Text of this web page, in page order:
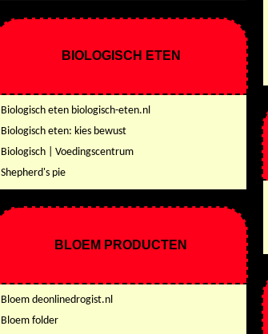
BIOLOGISCH ETEN
Biologisch eten biologisch-eten.nl
Biologisch eten: kies bewust
Biologisch | Voedingscentrum
Shepherd's pie
BLOEM PRODUCTEN
Bloem deonlinedrogist.nl
Bloem folder